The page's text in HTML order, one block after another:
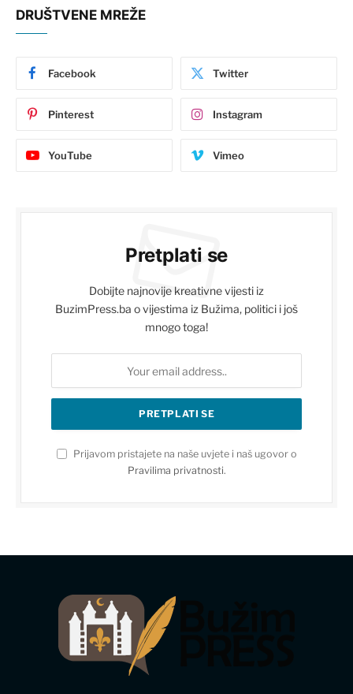
DRUŠTVENE MREŽE
Facebook Twitter
Pinterest Instagram
YouTube Vimeo
Pretplati se
Dobijte najnovije kreativne vijesti iz
BuzimPress.ba o vijestima iz Bužima, politici i još
mnogo toga!
Prijavom pristajete na naše uvjete i naš ugovor o
Pravilima privatnosti.